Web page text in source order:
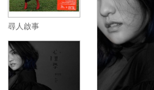
尋人啟事